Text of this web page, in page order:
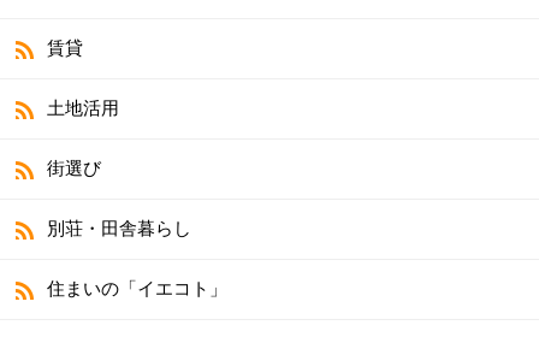
賃貸
土地活用
街選び
別荘・田舎暮らし
住まいの「イエコト」